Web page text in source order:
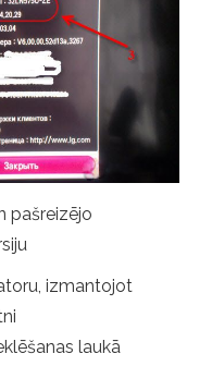
pašreizējo
izmantojot
laukā